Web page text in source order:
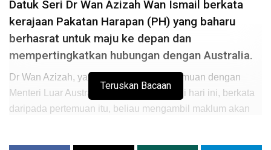
Datuk Seri Dr Wan Azizah Wan Ismail berkata
kerajaan Pakatan Harapan (PH) yang baharu
berhasrat untuk maju ke depan dan
mempertingkatkan hubungan dengan Australia.
Dr Wan Azizah, yang mengadakan pertemuan dengan
Menteri Luar Australia Julie Bishop di sini hari ini, berkata
daripada pertemuan itu, beliau mengambil maklum akan
Teruskan Bacaan